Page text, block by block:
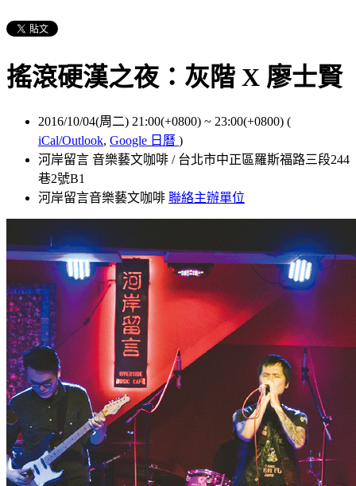
搖滾硬漢之夜：灰階 X 廖士賢
2016/10/04(周二) 21:00(+0800) ~ 23:00(+0800) (
iCal/Outlook, Google 日曆 )
河岸留言 音樂藝文咖啡 / 台北市中正區羅斯福路三段244
巷2號B1
河岸留言音樂藝文咖啡 聯絡主辦單位